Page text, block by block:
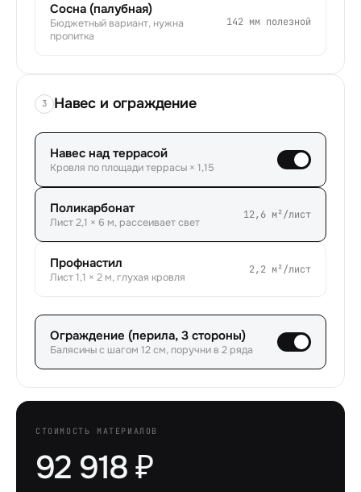
Сосна (палубная)
Бюджетный вариант, нужна
пропитка
142 мм полезной
3 Навес и ограждение
Навес над террасой
Кровля по площади террасы × 1,15
Поликарбонат
Лист 2,1 × 6 м, рассеивает свет
12,6 м²/лист
Профнастил
Лист 1,1 × 2 м, глухая кровля
2,2 м²/лист
Ограждение (перила, 3 стороны)
Балясины с шагом 12 см, поручни в 2 ряда
СТОИМОСТЬ МАТЕРИАЛОВ
92 918 ₽